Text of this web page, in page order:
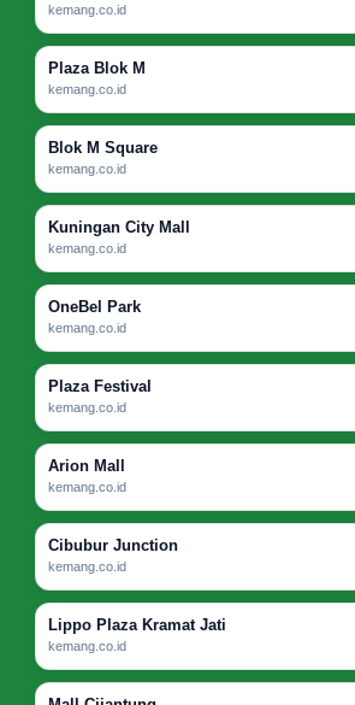
kemang.co.id
Plaza Blok M
kemang.co.id
Blok M Square
kemang.co.id
Kuningan City Mall
kemang.co.id
OneBel Park
kemang.co.id
Plaza Festival
kemang.co.id
Arion Mall
kemang.co.id
Cibubur Junction
kemang.co.id
Lippo Plaza Kramat Jati
kemang.co.id